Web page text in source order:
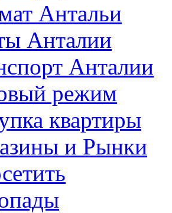
Антальи
Анталии
Анталии
режим
квартиры
и Рынки